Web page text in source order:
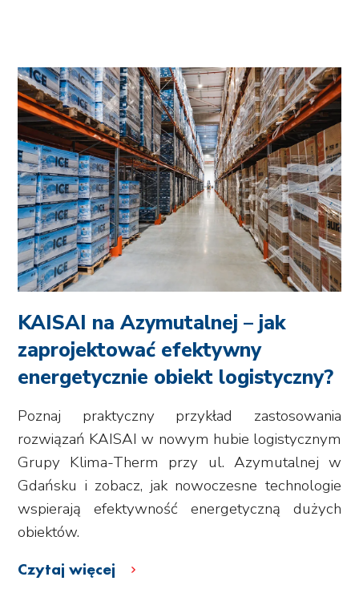
KAISAI na Azymutalnej – jak
zaprojektować efektywny
energetycznie obiekt logistyczny?
Poznaj praktyczny przykład zastosowania
rozwiązań KAISAI w nowym hubie logistycznym
Grupy Klima-Therm przy ul. Azymutalnej w
Gdańsku i zobacz, jak nowoczesne technologie
wspierają efektywność energetyczną dużych
obiektów.
Czytaj więcej